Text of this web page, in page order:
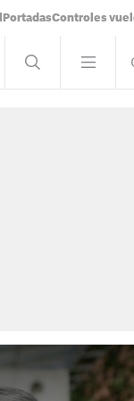
PortadasControles